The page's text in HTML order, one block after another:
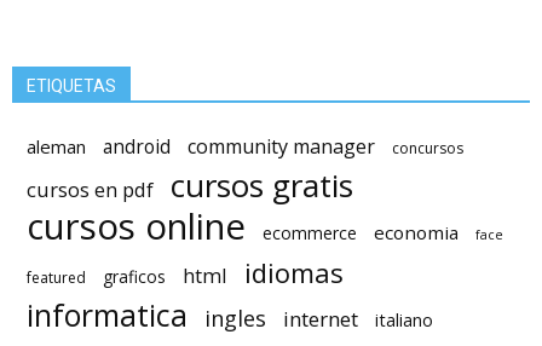
ETIQUETAS
aleman android community manager concursos
cursos en pdf cursos gratis
cursos online ecommerce economia face
featured graficos html idiomas
informatica ingles internet italiano